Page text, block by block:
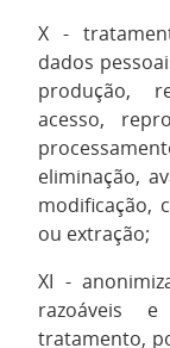
X -
dados
produção,
acesso,
eliminação,
modificação,
ou extração;
XI -
razoáveis
tratamento,